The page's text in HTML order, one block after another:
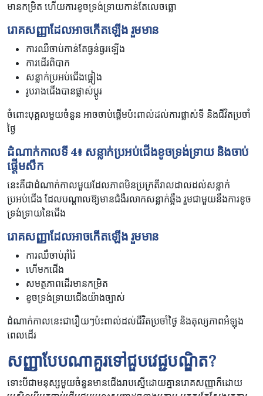
មានកម្រិត ហើយការខូចទ្រង់ទ្រាយកាន់តែលេចធ្លោ
រោគសញ្ញា​ដែល​អាច​កើតឡើង ​រួមមាន
ការឈឺចាប់កាន់តែធ្ងន់ធ្ងរឡើង
ការដើរពិបាក
សន្លាក់ប្រអប់ជើងផ្អៀង
រូបរាងជើងបានផ្លាស់ប្តូរ
ចំពោះបុគ្គលមួយចំនួន អាចចាប់ផ្តើមប៉ះពាល់ដល់ការផ្លាស់ទី និងជីវិតប្រចាំ
ថ្ងៃ
ដំណាក់កាលទី 4៖ សន្លាក់ប្រអប់ជើងខូចទ្រង់ទ្រាយ និងចាប់
ផ្ដើមសឹក
នេះគឺជាដំណាក់កាលមួយដែលភាពមិនប្រក្រតីរាលដាលដល់សន្លាក់
ប្រអប់ជើង ដែលបណ្តាលឱ្យមានជំងឺរលាកសន្លាក់ឆ្អឹង រួមជាមួយនឹងការខូច
ទ្រង់ទ្រាយនៃជើង
រោគសញ្ញា​ដែល​អាច​កើតឡើង ​រួមមាន
ការឈឺចាប់រ៉ាំរ៉ៃ
ហើមកជើង
សមត្ថភាពដើរមានកម្រិត
ខូចទ្រង់ទ្រាយជើងយ៉ាងច្បាស់
ដំណាក់កាលនេះជារឿយៗប៉ះពាល់ដល់ជីវិតប្រចាំថ្ងៃ និងតុល្យភាពអំឡុង
ពេលដើរ
សញ្ញាបែបណាគួរទៅជួបវេជ្ជបណ្ឌិត?
ទោះបីជាមនុស្សមួយចំនួនមានជើងរាបស្មើដោយគ្មានរោគសញ្ញាក៏ដោយ